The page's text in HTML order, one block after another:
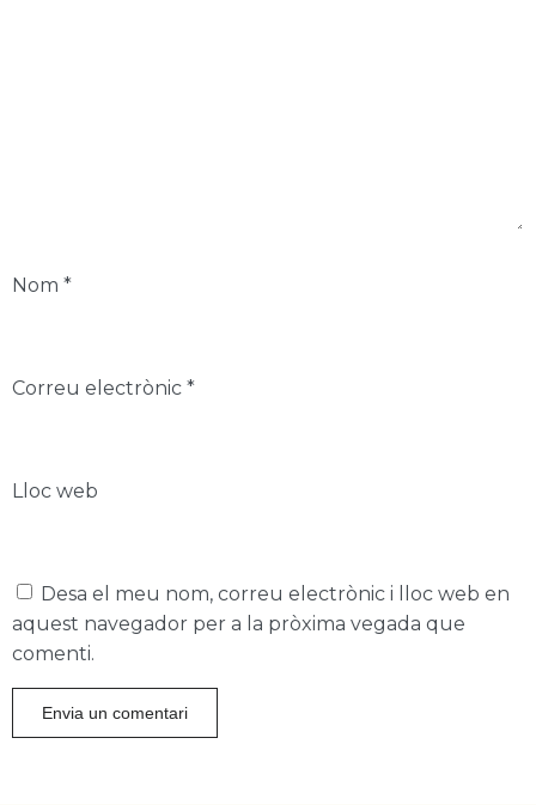
Nom *
Correu electrònic *
Lloc web
Desa el meu nom, correu electrònic i lloc web en
aquest navegador per a la pròxima vegada que
comenti.